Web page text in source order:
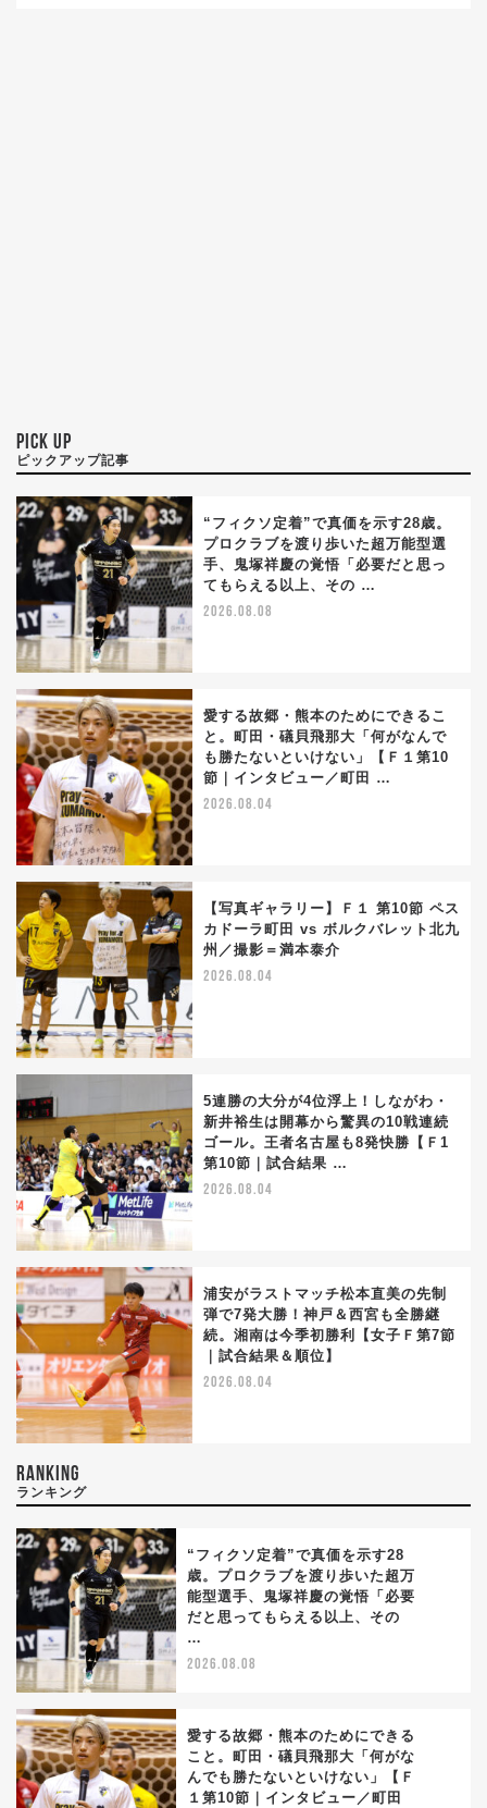
PICK UP
ピックアップ記事
“フィクソ定着”で真価を示す28歳。
プロクラブを渡り歩いた超万能型選
手、鬼塚祥慶の覚悟「必要だと思っ
てもらえる以上、その …
2026.08.08
愛する故郷・熊本のためにできるこ
と。町田・礒貝飛那大「何がなんで
も勝たないといけない」【Ｆ１第10
節｜インタビュー／町田 …
2026.08.04
【写真ギャラリー】Ｆ１ 第10節 ペス
カドーラ町田 vs ボルクバレット北九
州／撮影＝満本泰介
2026.08.04
5連勝の大分が4位浮上！しながわ・
新井裕生は開幕から驚異の10戦連続
ゴール。王者名古屋も8発快勝【Ｆ1
第10節｜試合結果 …
2026.08.04
浦安がラストマッチ松本直美の先制
弾で7発大勝！神戸＆西宮も全勝継
続。湘南は今季初勝利【女子Ｆ第7節
｜試合結果＆順位】
2026.08.04
RANKING
ランキング
“フィクソ定着”で真価を示す28
歳。プロクラブを渡り歩いた超万
能型選手、鬼塚祥慶の覚悟「必要
だと思ってもらえる以上、その
…
2026.08.08
愛する故郷・熊本のためにできる
こと。町田・礒貝飛那大「何がな
んでも勝たないといけない」【Ｆ
１第10節｜インタビュー／町田